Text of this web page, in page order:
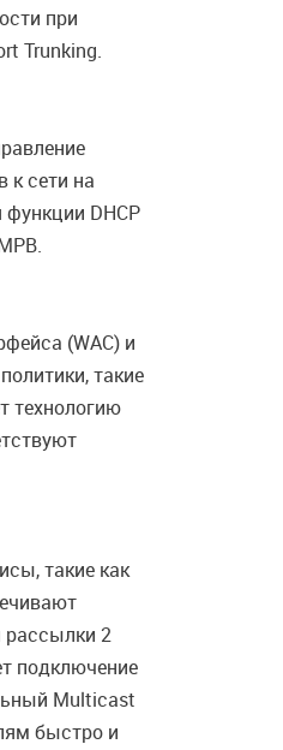
при
Trunking.
к сети на
DHCP
(WAC) и
такие
технологию
такие как
рассылки 2
подключение
Multicast
быстро и